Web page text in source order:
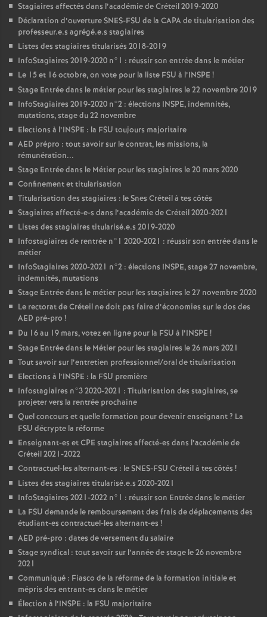
Stagiaires affectés dans l’académie de Créteil 2019-2020
Déclaration d’ouvertureSNES-FSU de la CAPAde titularisation des
professeur.e.s agrégé.e.s stagiaires
Listes des stagiaires titularisés 2018-2019
InfoStagiaires 2019-2020 n°1 : réussir son entrée dans le métier
Le 15 et 16 octobre, on vote pour la liste FSU à l’INSPE !
Stage Entrée dans le métier pour les stagiaires le 22 novembre 2019
InfoStagiaires 2019-2020 n°2 : élections INSPE, indemnités,
mutations, stage du 22 novembre
Elections à l’INSPE : la FSU toujours majoritaire
AED prépro : tout savoir sur le contrat, les missions, la
rémunération...
Stage Entrée dans le Métier pour les stagiaires le 20 mars 2020
Confinement et titularisation
Titularisation des stagiaires : le Snes Créteil à tes côtés
Stagiaires affecté-e-s dans l’académie de Créteil 2020-2021
Listes des stagiaires titularisé.e.s 2019-2020
Infostagiaires de rentrée n°1 2020-2021 : réussir son entrée dans le
métier
InfoStagiaires 2020-2021 n°2 : élections INSPE, stage 27 novembre,
indemnités, mutations
Stage Entrée dans le métier pour les stagiaires le 27 novembre 2020
Le rectorat de Créteil ne doit pas faire d’économies sur le dos des
AED pré-pro !
Du 16 au 19 mars, votez en ligne pour la FSU à l’INSPE !
Stage Entrée dans le Métier pour les stagiaires le 26 mars 2021
Tout savoir sur l’entretien professionnel/oral de titularisation
Elections à l’INSPE : la FSU première
Infostagiaires n°3 2020-2021 : Titularisation des stagiaires, se
projeter vers la rentrée prochaine
Quel concours et quelle formation pour devenir enseignant? La
FSU décrypte la réforme
Enseignant-es etCPE stagiaires affecté-es dans l’académie de
Créteil 2021-2022
Contractuel-les alternant-es : leSNES-FSU Créteil à tes côtés !
Listes des stagiaires titularisé.e.s 2020-2021
InfoStagiaires 2021-2022 n°1 : réussir son Entrée dans le métier
La FSU demande le remboursement des frais de déplacements des
étudiant-es contractuel-les alternant-es !
AED pré-pro : dates de versement du salaire
Stage syndical : tout savoir sur l’année de stage le 26 novembre
2021
Communiqué : Fiasco de la réforme de la formation initiale et
mépris des entrant-es dans le métier
Élection à l’INSPE : la FSU majoritaire